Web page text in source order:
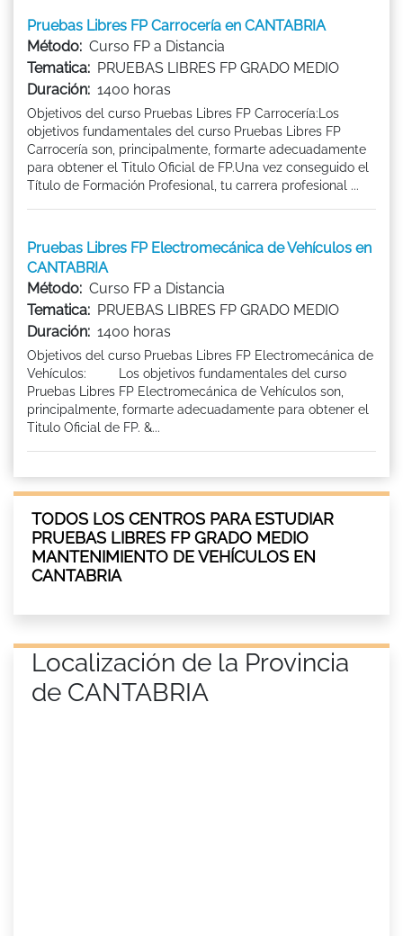
Pruebas Libres FP Carrocería en CANTABRIA
Método: Curso FP a Distancia
Tematica: PRUEBAS LIBRES FP GRADO MEDIO
Duración: 1400 horas
Objetivos del curso Pruebas Libres FP Carrocería:Los
objetivos fundamentales del curso Pruebas Libres FP
Carrocería son, principalmente, formarte adecuadamente
para obtener el Titulo Oficial de FP.Una vez conseguido el
Título de Formación Profesional, tu carrera profesional ...
Pruebas Libres FP Electromecánica de Vehículos en
CANTABRIA
Método: Curso FP a Distancia
Tematica: PRUEBAS LIBRES FP GRADO MEDIO
Duración: 1400 horas
Objetivos del curso Pruebas Libres FP Electromecánica de
Vehículos: Los objetivos fundamentales del curso
Pruebas Libres FP Electromecánica de Vehículos son,
principalmente, formarte adecuadamente para obtener el
Titulo Oficial de FP. &...
TODOS LOS CENTROS PARA ESTUDIAR
PRUEBAS LIBRES FP GRADO MEDIO
MANTENIMIENTO DE VEHÍCULOS EN
CANTABRIA
Localización de la Provincia
de CANTABRIA